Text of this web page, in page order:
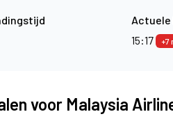
15:17
+7
voor Malaysia